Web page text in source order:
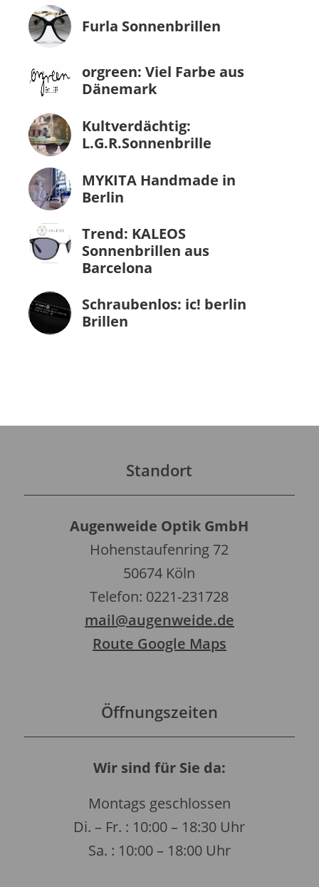
Furla Sonnenbrillen
orgreen: Viel Farbe aus
Dänemark
Kultverdächtig:
L.G.R.Sonnenbrille
MYKITA Handmade in
Berlin
Trend: KALEOS
Sonnenbrillen aus
Barcelona
Schraubenlos: ic! berlin
Brillen
Standort
Augenweide Optik GmbH
Hohenstaufenring 72
50674 Köln
Telefon: 0221-231728
mail@augenweide.de
Route Google Maps
Öffnungszeiten
Wir sind für Sie da:
Montags geschlossen
Di. – Fr. : 10:00 – 18:30 Uhr
Sa. : 10:00 – 18:00 Uhr